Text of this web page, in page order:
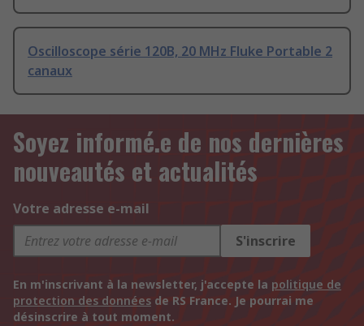
Oscilloscope série 120B, 20 MHz Fluke Portable 2
canaux
Soyez informé.e de nos dernières
nouveautés et actualités
Votre adresse e-mail
S'inscrire
En m'inscrivant à la newsletter, j'accepte la politique de
protection des données de RS France. Je pourrai me
désinscrire à tout moment.